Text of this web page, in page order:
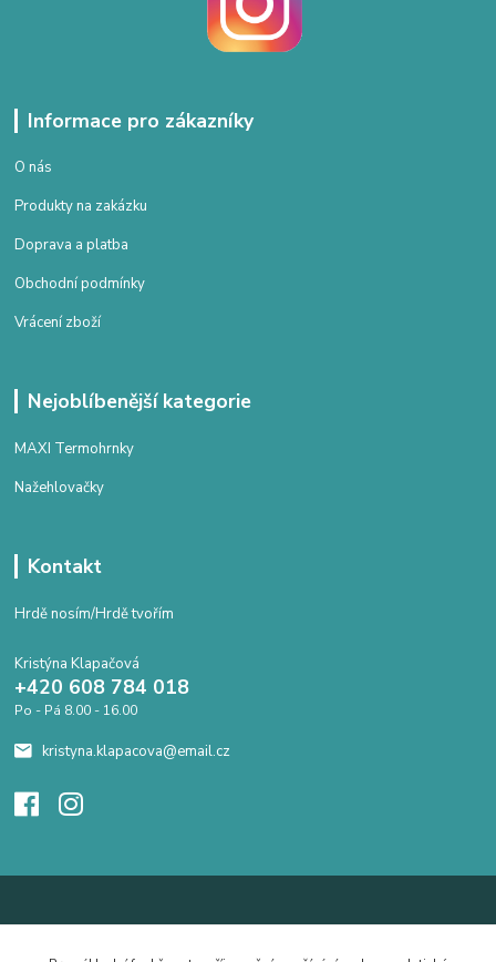
Informace pro zákazníky
O nás
Produkty na zakázku
Doprava a platba
Obchodní podmínky
Vrácení zboží
Nejoblíbenější kategorie
MAXI Termohrnky
Nažehlovačky
Kontakt
Hrdě nosím/Hrdě tvořím
Kristýna Klapačová
+420 608 784 018
Po - Pá 8.00 - 16.00
kristyna.klapacova@email.cz